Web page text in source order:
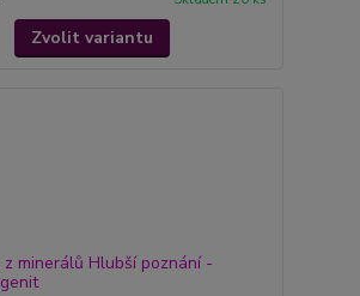
Zvolit variantu